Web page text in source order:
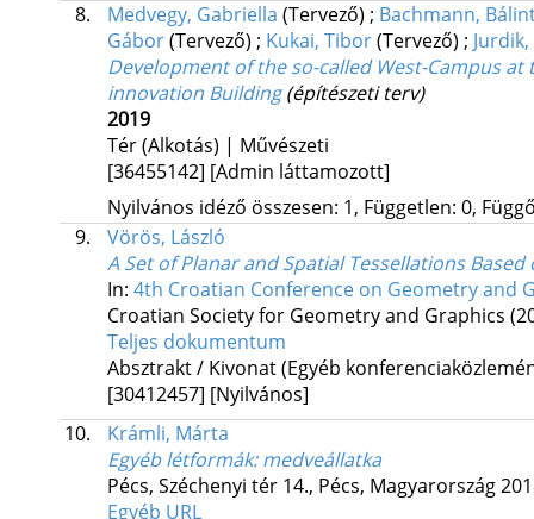
8.
Medvegy, Gabriella (Tervező) ; Bachmann,
Gábor(Tervező) ; Kukai, Tibor(Tervező) ;
Development of the so-called West-Campus
innovation Building(építészeti terv)
2019
Tér (Alkotás) | Művészeti
[36455142] [Admin láttamozott]
Nyilvános idéző összesen: 1, Független: 0,
9.
Vörös, László
A Set of Planar and Spatial Tessellations
In: 4th Croatian Conference on Geometry and
Croatian Society for Geometry and Graphics
Teljes dokumentum
Absztrakt / Kivonat (Egyéb
[30412457] [Nyilvános]
10.
Krámli, Márta
Egyéb létformák: medveállatka
Pécs, Széchenyi tér 14., Pécs, Magyarország
Egyéb URL